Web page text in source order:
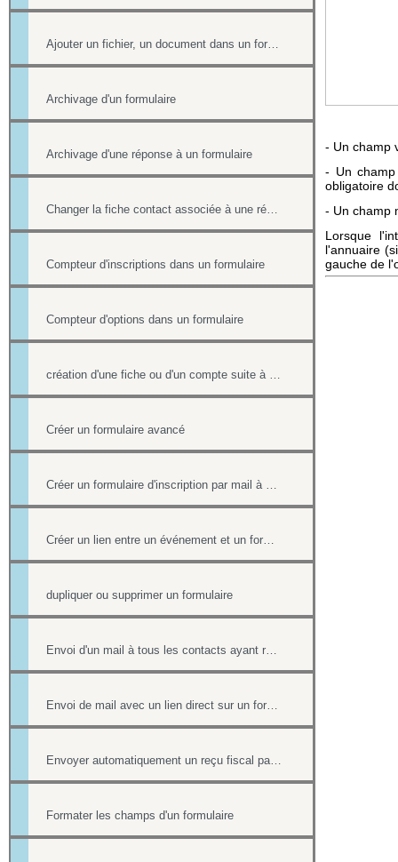
Ajouter un fichier, un document dans un formulaire
Archivage d'un formulaire
Archivage d'une réponse à un formulaire
Changer la fiche contact associée à une réponse d'un formulaire
Compteur d'inscriptions dans un formulaire
Compteur d'options dans un formulaire
création d'une fiche ou d'un compte suite à une réponse sur un formulaire et redirection sur une page lorsqu'il est rempli
Créer un formulaire avancé
Créer un formulaire d'inscription par mail à un événement
Créer un lien entre un événement et un formulaire
dupliquer ou supprimer un formulaire
Envoi d'un mail à tous les contacts ayant répondu à un formulaire
Envoi de mail avec un lien direct sur un formulaire, pré-rempli avec les informations du contact
Envoyer automatiquement un reçu fiscal par mail lors d'une réponse à un formulaire en ligne
Formater les champs d'un formulaire
- Un champ
- Un
obligatoire
- Un champ
Lorsque
l'annuaire
gauche de